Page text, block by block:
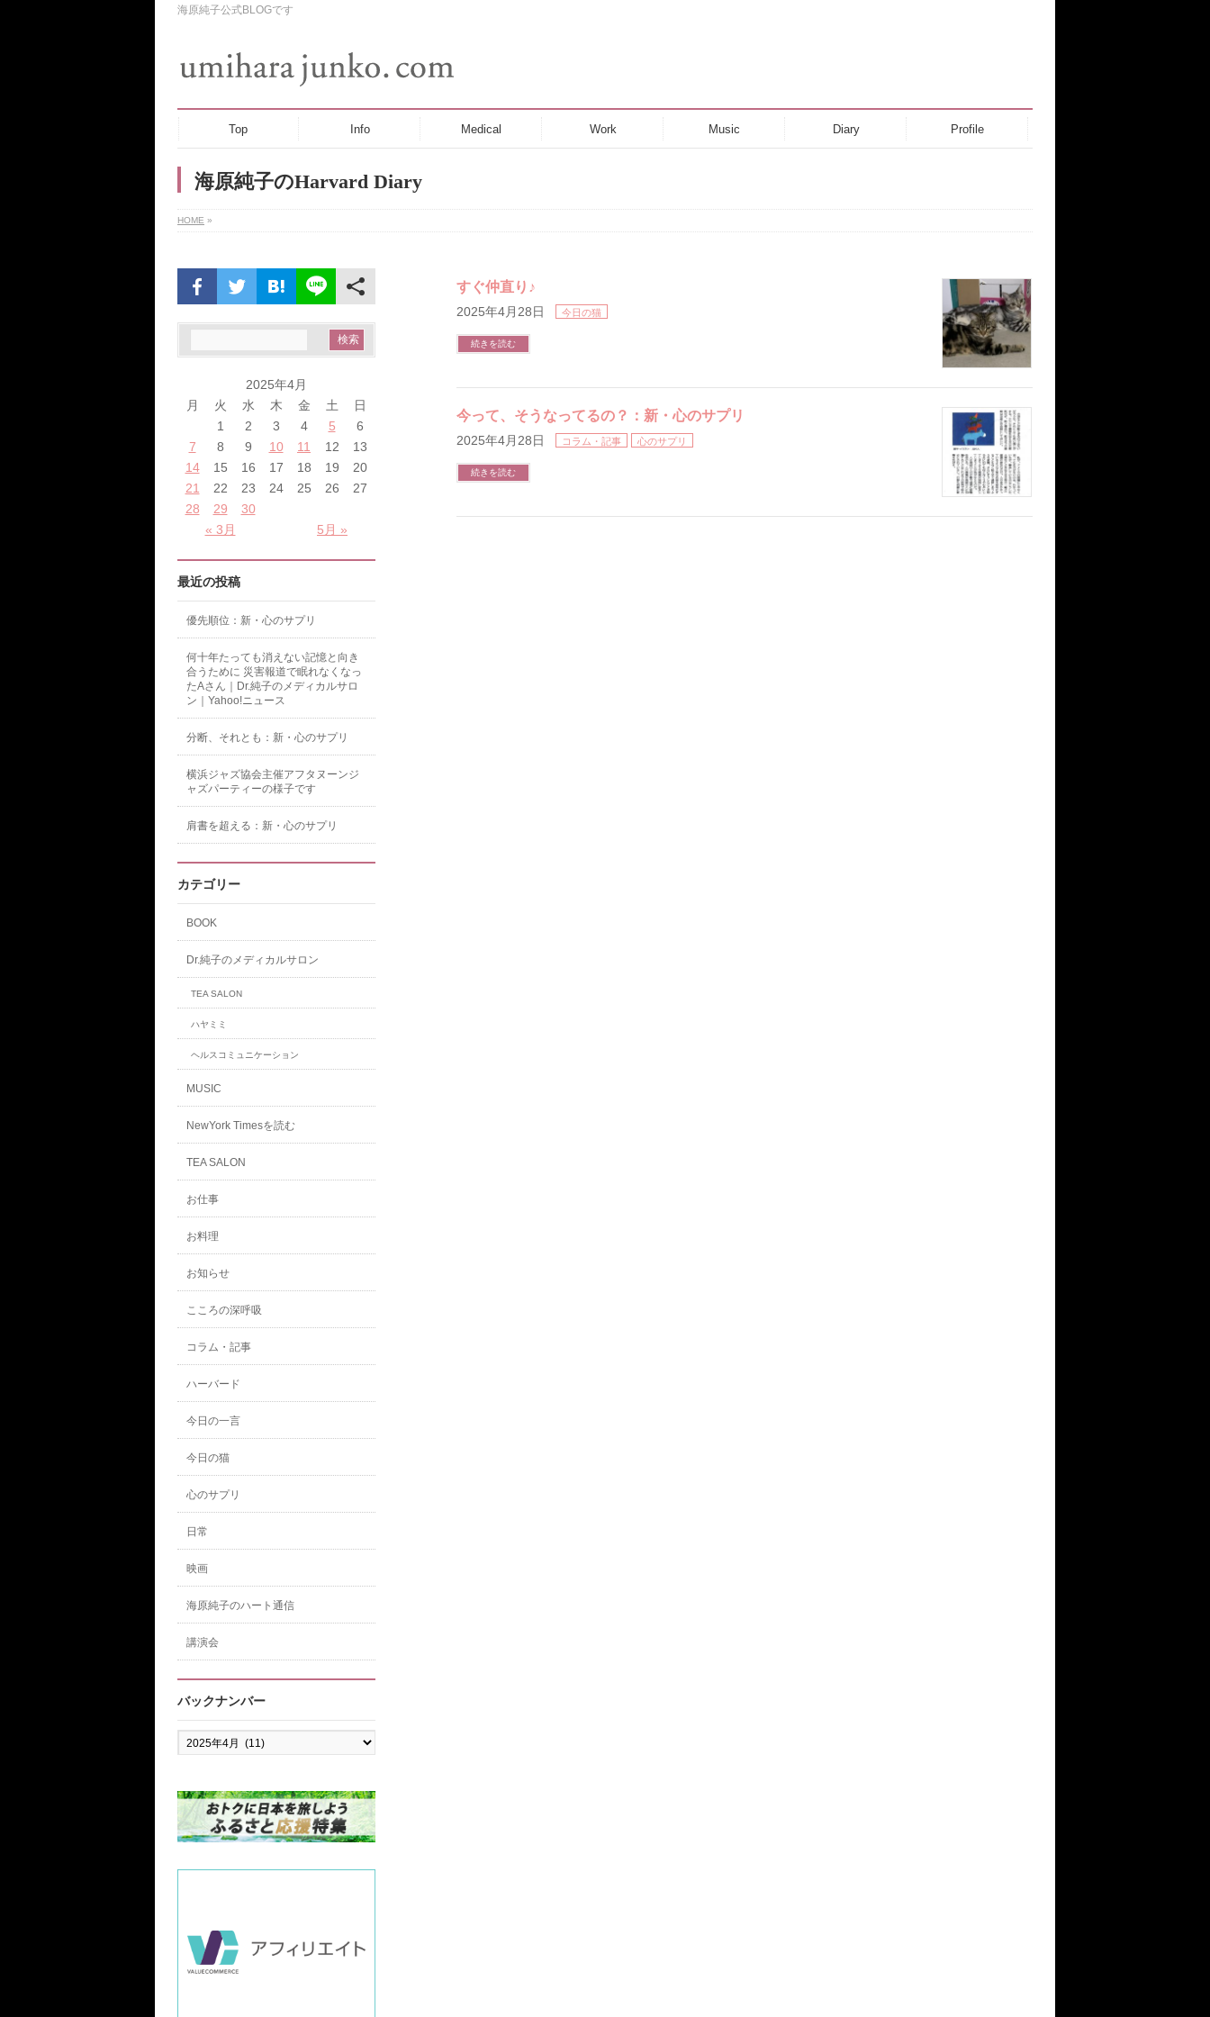
海原純子公式BLOGです
Top Info Medical Work Music Diary Profile
海原純子のHarvard Diary
HOME »
すぐ仲直り♪
2025年4月28日 今日の猫
続きを読む
今って、そうなってるの？：新・心のサプリ
2025年4月28日 コラム・記事 心のサプリ
続きを読む
2025年4月
月
火 水 木 金 土 日
« 3月 5月 »
1 2 3 4 5
6
7
8 9 10 11 12
13
14
15 16 17 18 19
20
21
22 23 24 25 26
27
28
29 30
最近の投稿
優先順位：新・心のサプリ
何十年たっても消えない記憶と向き
合うために 災害報道で眠れなくなっ
たAさん｜Dr.純子のメディカルサロ
ン｜Yahoo!ニュース
分断、それとも：新・心のサプリ
横浜ジャズ協会主催アフタヌーンジ
ャズパーティーの様子です
肩書を超える：新・心のサプリ
カテゴリー
BOOK
Dr.純子のメディカルサロン
TEA SALON
ハヤミミ
ヘルスコミュニケーション
MUSIC
NewYork Timesを読む
TEA SALON
お仕事
お料理
お知らせ
こころの深呼吸
コラム・記事
ハーバード
今日の一言
今日の猫
心のサプリ
日常
映画
海原純子のハート通信
講演会
バックナンバー
バ
ッ
ン
バ
ー